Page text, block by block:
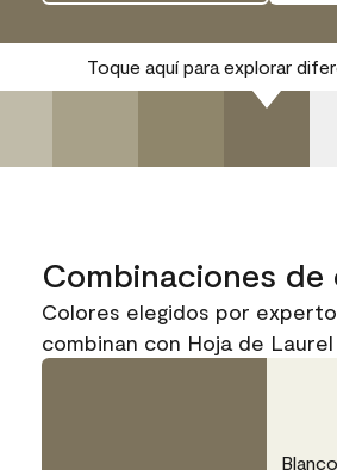
Toque aquí para explorar
Combinaciones de
Colores elegidos por
combinan con Hoja de Laurel